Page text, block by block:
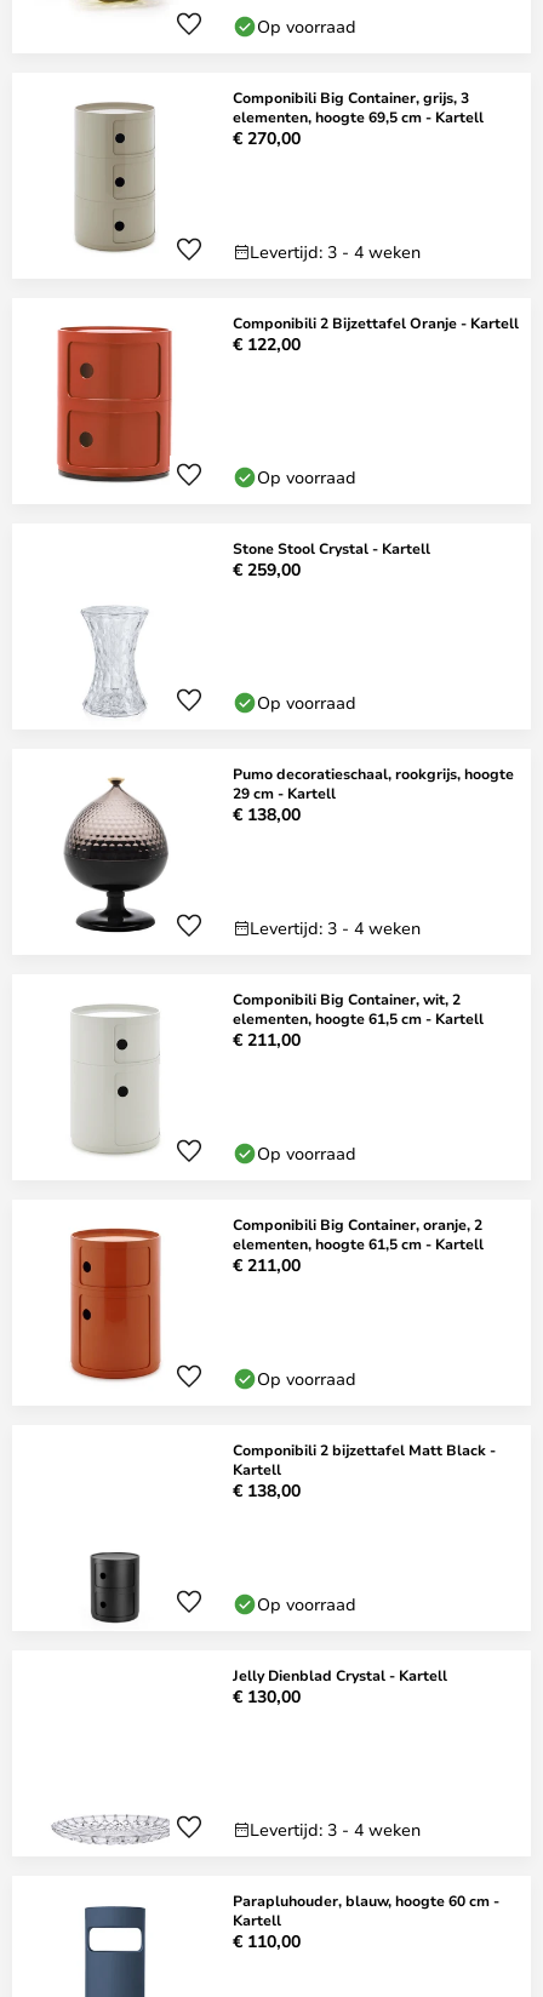
Op voorraad
Componibili Big Container, grijs, 3
elementen, hoogte 69,5 cm - Kartell
€ 270,00
Levertijd: 3 - 4 weken
Componibili 2 Bijzettafel Oranje - Kartell
€ 122,00
Op voorraad
Stone Stool Crystal - Kartell
€ 259,00
Op voorraad
Pumo decoratieschaal, rookgrijs, hoogte
29 cm - Kartell
€ 138,00
Levertijd: 3 - 4 weken
Componibili Big Container, wit, 2
elementen, hoogte 61,5 cm - Kartell
€ 211,00
Op voorraad
Componibili Big Container, oranje, 2
elementen, hoogte 61,5 cm - Kartell
€ 211,00
Op voorraad
Componibili 2 bijzettafel Matt Black -
Kartell
€ 138,00
Op voorraad
Jelly Dienblad Crystal - Kartell
€ 130,00
Levertijd: 3 - 4 weken
Parapluhouder, blauw, hoogte 60 cm -
Kartell
€ 110,00